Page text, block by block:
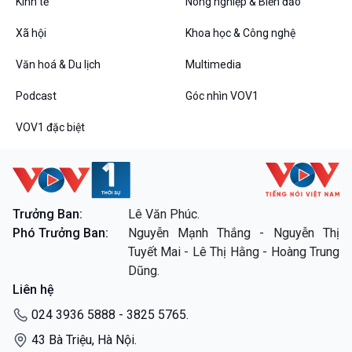
Chuyển đổi Xanh
Tài nguyên và Môi trường
Chuyên gia của bạn
Xã hội chuyển động
Sống chung với biến đổi
khí hậu
Tin Văn hoá & Du lịch
Chát với người nổi tiếng
Câu chuyện Thể thao
E-Magazine
Góc nhìn VOV1
Xã hội Khoa học & Công nghệ
Văn hoá & Du lịch Multimedia
Podcast Góc nhìn VOV1
VOV1 đặc biệt
Trưởng Ban:
Lê Văn Phúc.
Phó Trưởng Ban:
Nguyễn Mạnh Thắng - Nguyễn Thị
Tuyết Mai - Lê Thị Hằng - Hoàng Trung
Dũng.
Liên hệ
024 3936 5888 - 3825 5765.
43 Bà Triệu, Hà Nội.